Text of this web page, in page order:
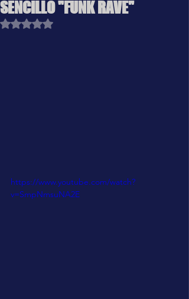
SENCILLO "FUNK RAVE"
Obtuvo NaN de 5 estrellas.
https://www.youtube.com/watch?
v=SmpNmsuNA2E